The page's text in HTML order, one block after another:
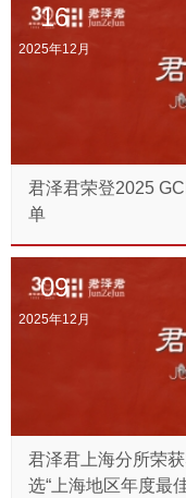
16
2025年12月
君泽君荣登2025
单
09
2025年12月
君泽君上海分所荣
选“上海地区年度最